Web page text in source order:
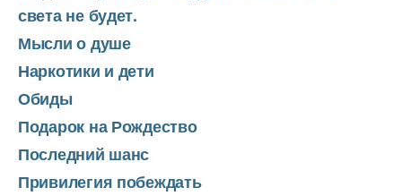
света не будет.
Мысли о душе
Наркотики и дети
Обиды
Подарок на Рождество
Последний шанс
Привилегия побеждать